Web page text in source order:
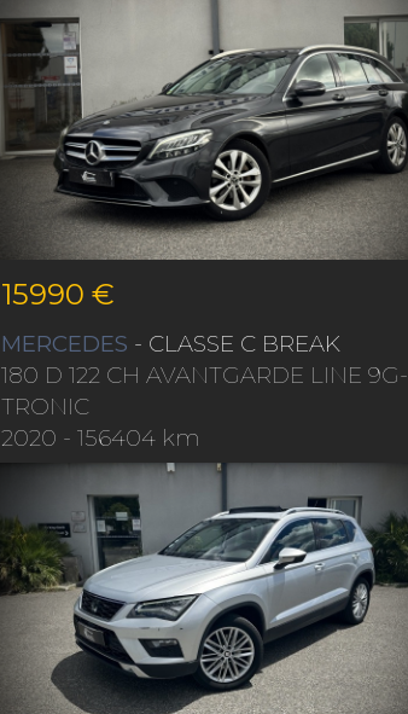
15990 €
MERCEDES - CLASSE C BREAK
180 D 122 CH AVANTGARDE LINE 9G-
TRONIC
2020 - 156404 km